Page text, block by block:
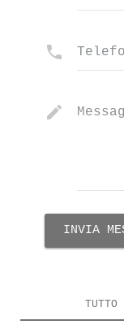
INVIA
TUTTO